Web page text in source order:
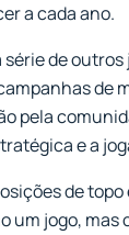
a cada ano.
de
de
pela
e a
de
um jogo,